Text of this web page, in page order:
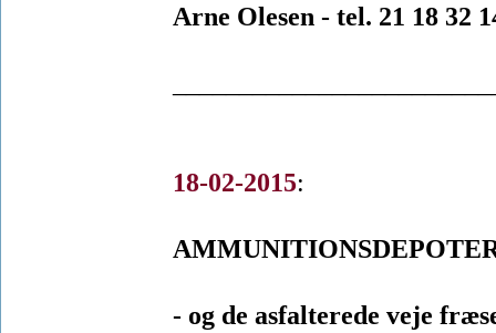
Arne Olesen - tel. 21 18 32
18-02-2015:
- og de asfalterede veje